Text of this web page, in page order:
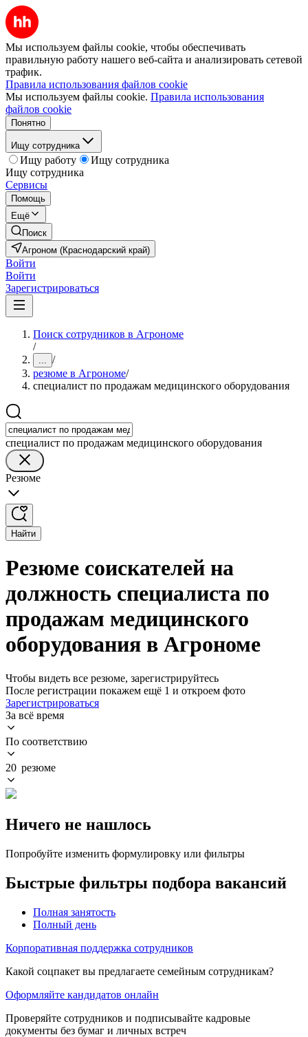
Мы используем файлы cookie, чтобы обеспечивать
правильную работу нашего веб-сайта и анализировать сетевой
трафик.
Правила использования файлов cookie
Мы используем файлы cookie. Правила использования
файлов cookie
Понятно
Ищу сотрудника
Ищу работу
Ищу сотрудника
Ищу сотрудника
Сервисы
Помощь
Ещё
Поиск
Агроном (Краснодарский край)
Войти
Войти
Зарегистрироваться
Поиск сотрудников в Агрономе
/
... /
резюме в Агрономе/
специалист по продажам медицинского оборудования
специалист по продажам медицинского оборудования
Резюме
Найти
Резюме соискателей на
должность специалиста по
продажам медицинского
оборудования в Агрономе
Чтобы видеть все резюме, зарегистрируйтесь
После регистрации покажем ещё 1 и откроем фото
Зарегистрироваться
За всё время
По соответствию
20 резюме
Ничего не нашлось
Попробуйте изменить формулировку или фильтры
Быстрые фильтры подбора вакансий
Полная занятость
Полный день
Корпоративная поддержка сотрудников
Какой соцпакет вы предлагаете семейным сотрудникам?
Оформляйте кандидатов онлайн
Проверяйте сотрудников и подписывайте кадровые
документы без бумаг и личных встреч